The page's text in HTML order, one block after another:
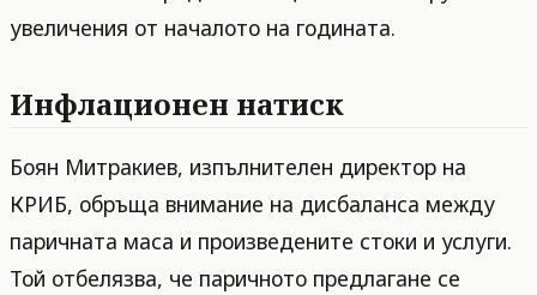
увеличения от началото на годината.
Инфлационен натиск
Боян Митракиев, изпълнителен директор на
КРИБ, обръща внимание на дисбаланса между
паричната маса и произведените стоки и услуги.
Той отбелязва, че паричното предлагане се